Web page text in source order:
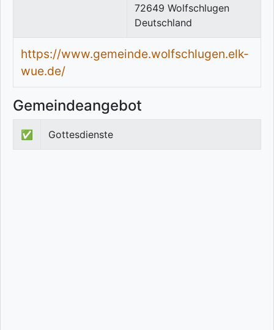
72649 Wolfschlugen
Deutschland
https://www.gemeinde.wolfschlugen.elk-
wue.de/
Gemeindeangebot
✅ Gottesdienste